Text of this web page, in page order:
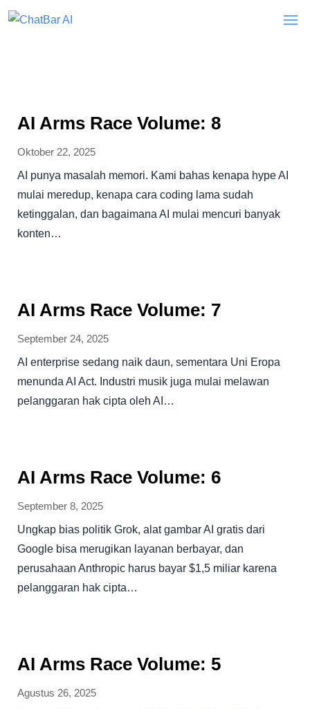
AI Arms Race Volume: 8
Oktober 22, 2025
AI punya masalah memori. Kami bahas kenapa hype AI
mulai meredup, kenapa cara coding lama sudah
ketinggalan, dan bagaimana AI mulai mencuri banyak
konten…
AI Arms Race Volume: 7
September 24, 2025
AI enterprise sedang naik daun, sementara Uni Eropa
menunda AI Act. Industri musik juga mulai melawan
pelanggaran hak cipta oleh AI…
AI Arms Race Volume: 6
September 8, 2025
Ungkap bias politik Grok, alat gambar AI gratis dari
Google bisa merugikan layanan berbayar, dan
perusahaan Anthropic harus bayar $1,5 miliar karena
pelanggaran hak cipta…
AI Arms Race Volume: 5
Agustus 26, 2025